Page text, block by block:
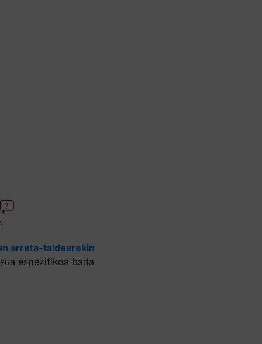
arreta-taldearekin
espezifikoa bada